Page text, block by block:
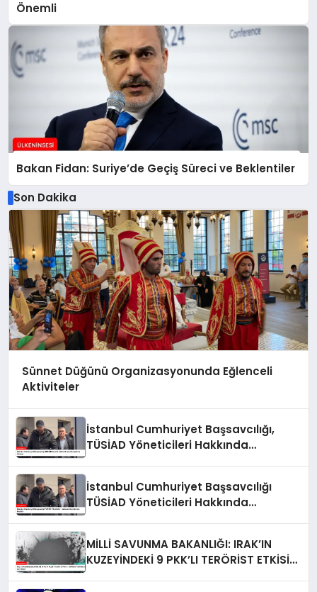
Önemli
Bakan Fidan: Suriye’de Geçiş Süreci ve Beklentiler
Son Dakika
Sünnet Düğünü Organizasyonunda Eğlenceli
Aktiviteler
İstanbul Cumhuriyet Başsavcılığı,
TÜSİAD Yöneticileri Hakkında
İstanbul Cumhuriyet Başsavcılığı
TÜSİAD Yöneticileri Hakkında
MİLLİ SAVUNMA BAKANLIĞI: IRAK’IN
KUZEYİNDEKİ 9 PKK’LI TERÖRİST ETKİSİZ